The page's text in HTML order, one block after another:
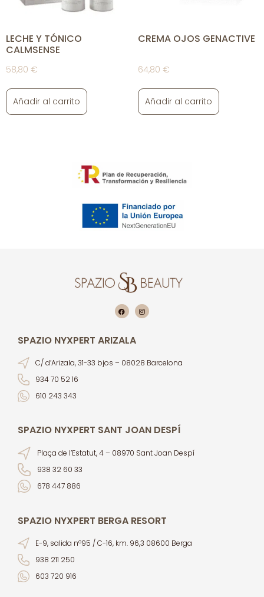
LECHE Y TÓNICO
CALMSENSE
58,80 €
Añadir al carrito
CREMA OJOS GENACTIVE
64,80 €
Añadir al carrito
SPAZIO NYXPERT ARIZALA
C/ d’Arizala, 31-33 bjos – 08028 Barcelona
934 70 52 16
610 243 343
SPAZIO NYXPERT SANT JOAN DESPÍ
Plaça de l’Estatut, 4 – 08970 Sant Joan Despí
938 32 60 33
678 447 886
SPAZIO NYXPERT BERGA RESORT
E-9, salida nº95 / C-16, km. 96,3 08600 Berga
938 211 250
603 720 916